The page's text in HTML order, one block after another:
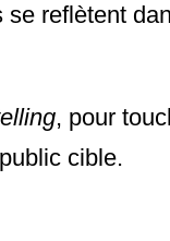
se reflètent
, pour
cible.